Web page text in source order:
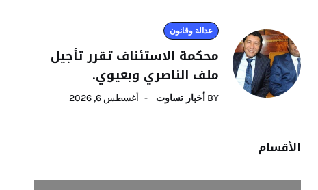
عدالة وقانون
محكمة الاستئناف تقرر تأجيل
ملف الناصري وبعيوي.
BY أخبار تساوت أغسطس 6, 2026
الأقسام